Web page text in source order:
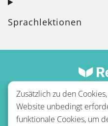
Sprachlektionen
Zusätzlich zu den
Website unbedingt
funktionale Cookies, um